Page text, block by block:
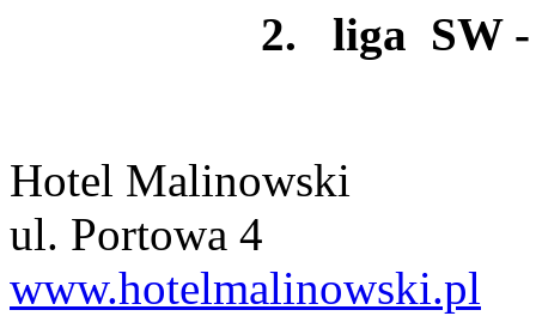
2. liga SW -
Hotel Malinowski
ul. Portowa 4
www.hotelmalinowski.pl